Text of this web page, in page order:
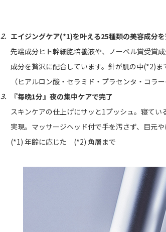
エイジングケア(*1)を叶える25種類の美容成分
先端成分ヒト幹細胞培養液や、ノーベル賞受賞
成分を贅沢に配合しています。針が肌の中(*2)ま
（ヒアルロン酸・セラミド・プラセンタ・コラ
『毎晩1分』夜の集中ケアで完了
スキンケアの仕上げにサッと1プッシュ。寝て
実現。マッサージヘッド付で手を汚さず、目元
(*1) 年齢に応じた (*2) 角層まで